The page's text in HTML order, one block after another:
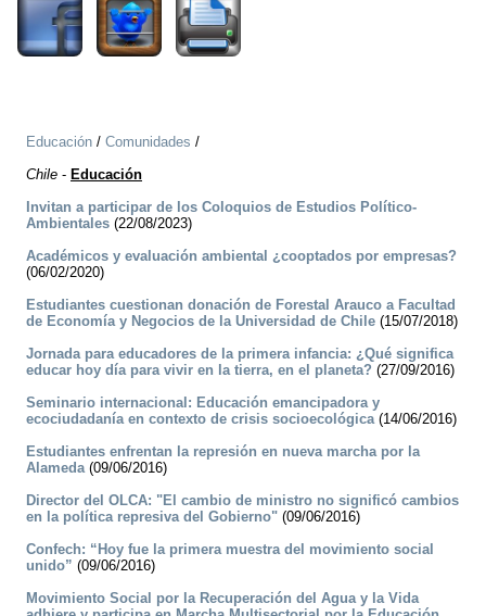
Educación / Comunidades /
Chile - Educación
Invitan a participar de los Coloquios de Estudios Político-
Ambientales (22/08/2023)
Académicos y evaluación ambiental ¿cooptados por empresas?
(06/02/2020)
Estudiantes cuestionan donación de Forestal Arauco a Facultad
de Economía y Negocios de la Universidad de Chile (15/07/2018)
Jornada para educadores de la primera infancia: ¿Qué significa
educar hoy día para vivir en la tierra, en el planeta? (27/09/2016)
Seminario internacional: Educación emancipadora y
ecociudadanía en contexto de crisis socioecológica(14/06/2016)
Estudiantes enfrentan la represión en nueva marcha por la
Alameda(09/06/2016)
Director del OLCA: "El cambio de ministro no significó cambios
en la política represiva del Gobierno" (09/06/2016)
Confech: “Hoy fue la primera muestra del movimiento social
unido” (09/06/2016)
Movimiento Social por la Recuperación del Agua y la Vida